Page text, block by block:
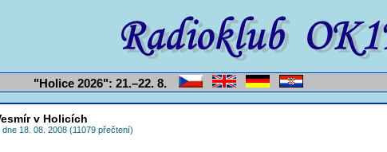
"Holice 2026": 21.–22. 8.
v Holicích
dne 18. 08. 2008 (11079 přečtení)